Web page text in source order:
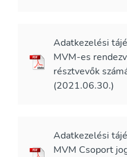
Adatkezelési
MVM-es
résztvevők
(2021.06.30.)
Adatkezelési
MVM Csoport